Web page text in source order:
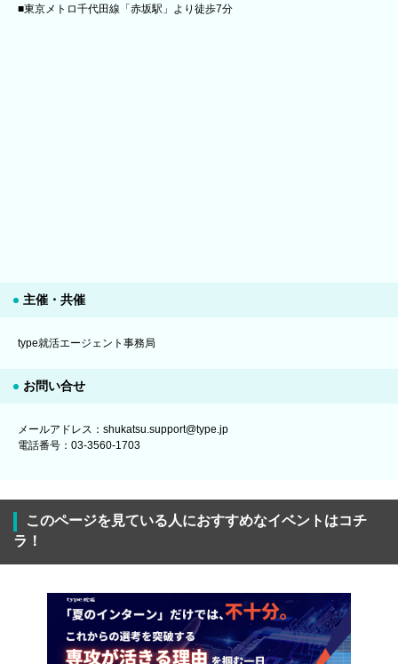
■東京メトロ千代田線「赤坂駅」より徒歩7分
主催・共催
type就活エージェント事務局
お問い合せ
メールアドレス：shukatsu.support@type.jp
電話番号：03-3560-1703
このページを見ている人におすすめなイベントはコチ
ラ！